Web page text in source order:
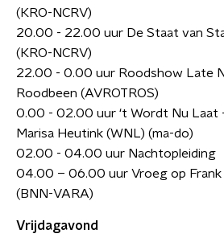
(KRO-NCRV)
20.00 - 22.00 uur De Staat van
(KRO-NCRV)
22.00 - 0.00 uur Roodshow Late
Roodbeen (AVROTROS)
0.00 - 02.00 uur ‘t Wordt Nu Laat
Marisa Heutink (WNL) (ma-do)
02.00 - 04.00 uur Nachtopleiding
04.00 – 06.00 uur Vroeg op Frank
(BNN-VARA)
Vrijdagavond